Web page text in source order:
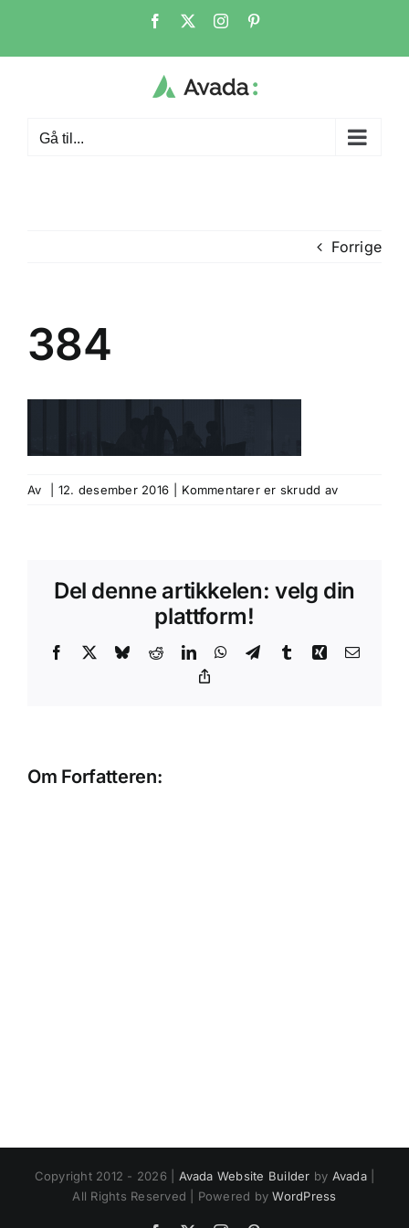
content
Facebook Instagram
Gå til...
Forrige
384
Av 12. desember 2016 Kommentarer er skrudd avfor
Del denne artikkelen: velg din
plattform!
Facebook BlueskyRedditLinkedInWhatsApp
TelegramTumblrXing E-
Om Forfatteren:
Copyright 2012 - 2026 | Avada Website Builder by Avada|
All Rights Reserved | Powered byWordPress